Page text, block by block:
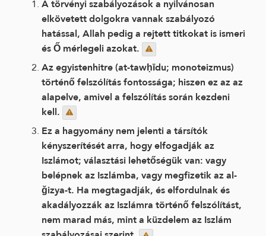
A törvényi szabályozások a nyilvánosan
elkövetett dolgokra vannak szabályozó
hatással, Allah pedig a rejtett titkokat is ismeri
és Ő mérlegeli azokat.
Az egyistenhitre (at-tawḥīdu; monoteizmus)
történő felszólítás fontossága; hiszen ez az az
alapelve, amivel a felszólítás során kezdeni
kell.
Ez a hagyomány nem jelenti a társítók
kényszerítését arra, hogy elfogadják az
Iszlámot; választási lehetőségük van: vagy
belépnek az Iszlámba, vagy megfizetik az al-
ǧizya-t. Ha megtagadják, és elfordulnak és
akadályozzák az Iszlámra történő felszólítást,
nem marad más, mint a küzdelem az Iszlám